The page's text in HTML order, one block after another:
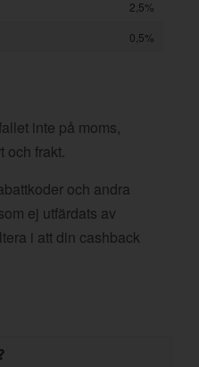
2,5%
0,5%
inte på moms,
och frakt.
och andra
ej utfärdats av
i att din cashback